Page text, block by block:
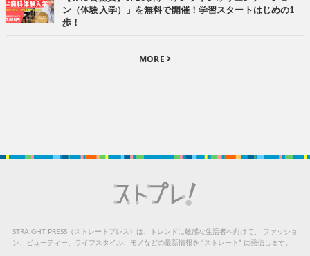
ン（体験入学）」を無料で開催！学習スタートはじめの1
歩！
MORE
STRAIGHT PRESS（ストレートプレス）は、トレンドに敏感な生活者へ向けて、
ファッショ
ン、ビューティー、ライフスタイル、モノなどの最新情報を “ストレート” に発信します。